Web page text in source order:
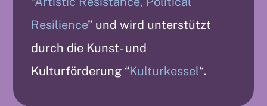
Resilience” und wird unterstützt
durch die Kunst- und
Kulturförderung “Kulturkessel“.